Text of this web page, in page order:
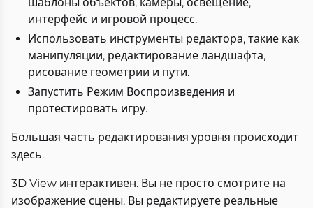
интерфейс и игровой процесс.
Использовать инструменты редактора, такие как
манипуляции, редактирование ландшафта,
рисование геометрии и пути.
Запустить Режим Воспроизведения и
протестировать игру.
Большая часть редактирования уровня происходит
здесь.
3D View интерактивен. Вы не просто смотрите на
изображение сцены. Вы редактируете реальные